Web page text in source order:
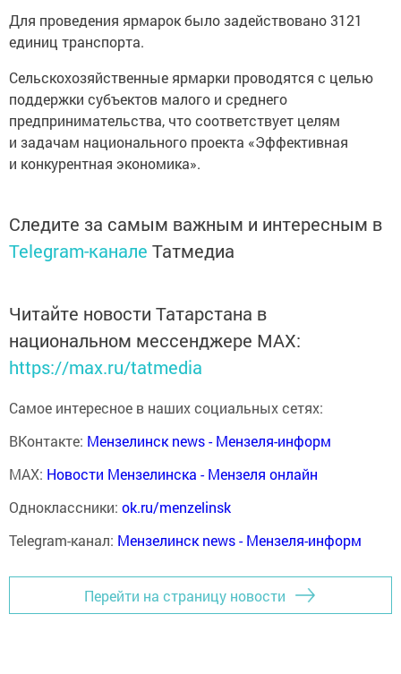
Для проведения ярмарок было задействовано 3121
единиц транспорта.
Сельскохозяйственные ярмарки проводятся с целью
поддержки субъектов малого и среднего
предпринимательства, что соответствует целям
и задачам национального проекта «Эффективная
и конкурентная экономика».
Следите за самым важным и интересным в
Telegram-канале Татмедиа
Читайте новости Татарстана в
национальном мессенджере MАХ:
https://max.ru/tatmedia
Самое интересное в наших социальных сетях:
ВКонтакте: Мензелинск news - Мензеля-информ
MAX: Новости Мензелинска - Мензеля онлайн
Одноклассники: ok.ru/menzelinsk
Telegram-канал: Мензелинск news - Мензеля-информ
Перейти на страницу новости